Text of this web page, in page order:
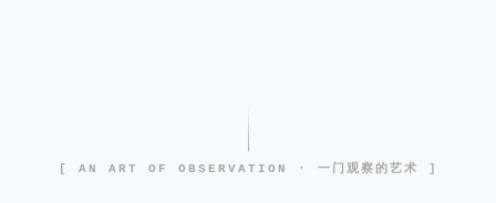
[ AN ART OF OBSERVATION · 一门观察的艺术 ]